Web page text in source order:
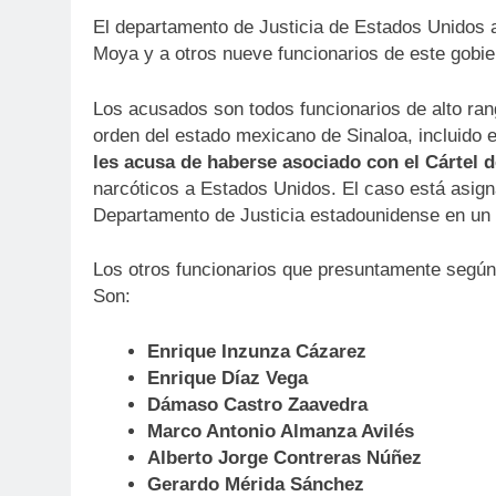
El departamento de Justicia de Estados
Moya y a otros nueve funcionarios de este
Los acusados ​​son todos funcionarios de alto
orden del estado mexicano de Sinaloa,
les acusa de haberse asociado con el Cártel
narcóticos a Estados Unidos. El caso está
Departamento de Justicia estadounidense en
Los otros funcionarios que presuntamente
Son:
Enrique Inzunza Cázarez
Enrique Díaz Vega
Dámaso Castro Zaavedra
Marco Antonio Almanza Avilés
Alberto Jorge Contreras Núñez
Gerardo Mérida Sánchez